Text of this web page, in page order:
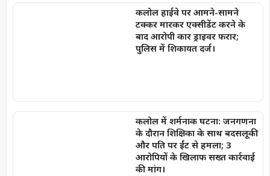
कलोल हाईवे पर आमने-सामने
टक्कर मारकर एक्सीडेंट करने के
बाद आरोपी कार ड्राइवर फरार;
पुलिस में शिकायत दर्ज।
कलोल में शर्मनाक घटना: जनगणना
के दौरान शिक्षिका के साथ बदसलूकी
और पति पर ईंट से हमला; 3
आरोपियों के खिलाफ सख्त कार्रवाई
की मांग।